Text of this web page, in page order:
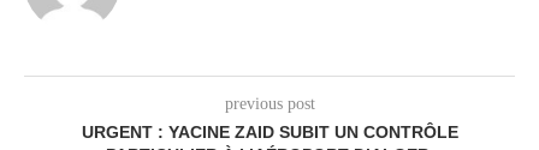
previous post
URGENT : YACINE ZAID SUBIT UN CONTRÔLE